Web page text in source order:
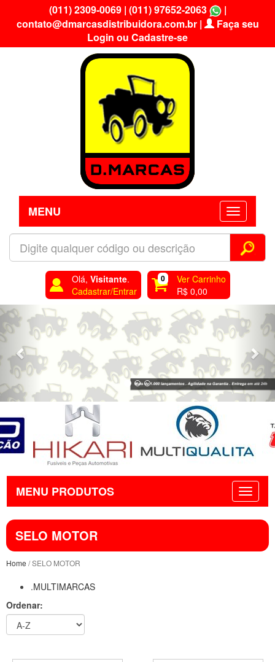
(011) 2309-0069| (011) 97652-2063
|
contato@dmarcasdistribuidora.com.br|
Faça seu
Login ou Cadastre-se
MENU
Olá, Visitante.
Cadastrar/Entrar
0
Ver Carrinho
R$ 0,00
Previous
MENU PRODUTOS
SELO MOTOR
Home / SELO MOTOR
.MULTIMARCAS
Ordenar: